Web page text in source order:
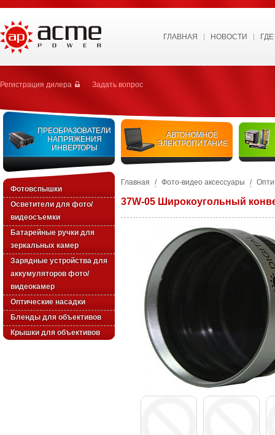
ГЛАВНАЯ НОВОСТИ
Регистрация дилера Задать вопрос
ПРЕОБРАЗОВАТЕЛИ
НАПРЯЖЕНИЯ
ИНВЕРТОРЫ
АВТОНОМНОЕ
ЭЛЕКТРОПИТАНИЕ
Фотовспышки
Осветители для фото/
видеосъемки
Батарейные ручки для
зеркальных камер
Зарядные устройства для
аккумуляторов фото/
видеокамер
Оптические насадки
Бленды для объективов
Крышки для объективов
Главная / Фото-видео аксессуары /
37W-05 Широкоугольный